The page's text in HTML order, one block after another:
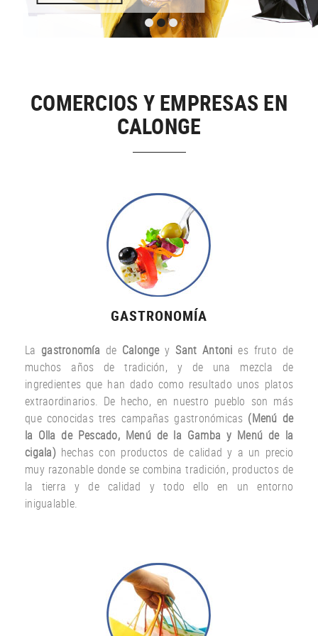
COMERCIOS Y EMPRESAS EN
CALONGE
GASTRONOMÍA
La gastronomía de Calongey Sant Antoni es fruto de
muchos años
de tradición, y de una mezcla
de
ingredientes que han dado como resultado unos platos
extraordinarios. De hecho, en nuestro pueblo son más
que conocidas tres campañas gastronómicas (Menú de
la Olla de Pescado, Menú de la Gamba y Menú de la
cigala) hechas con productos de calidad y a un precio
muy razonable donde se combina tradición, productos de
la tierra y de calidad y todo ello
en un entorno
inigualable.